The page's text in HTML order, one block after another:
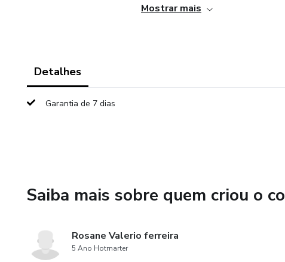
Mostrar mais
Detalhes
Garantia de 7 dias
Saiba mais sobre quem criou o
Rosane Valerio ferreira
5 Ano Hotmarter